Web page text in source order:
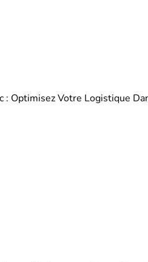
: Optimisez Votre Logistique